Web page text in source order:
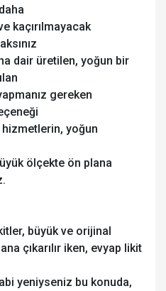
kaçırılmayacak
dair üretilen, yoğun bir
gereken
hizmetlerin, yoğun
ölçekte ön plana
büyük ve orijinal
çıkarılır iken, evyap likit
yeniyseniz bu konuda,